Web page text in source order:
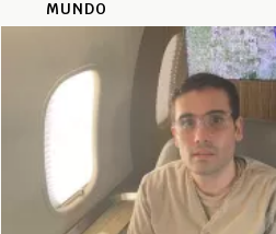
MUNDO